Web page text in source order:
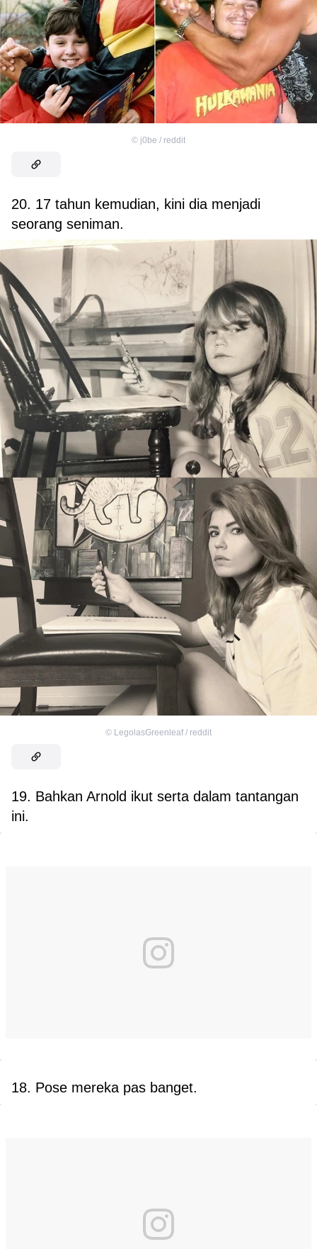
© j0be / reddit
20. 17 tahun kemudian, kini dia menjadi
seorang seniman.
© LegolasGreenleaf / reddit
19. Bahkan Arnold ikut serta dalam tantangan
ini.
18. Pose mereka pas banget.